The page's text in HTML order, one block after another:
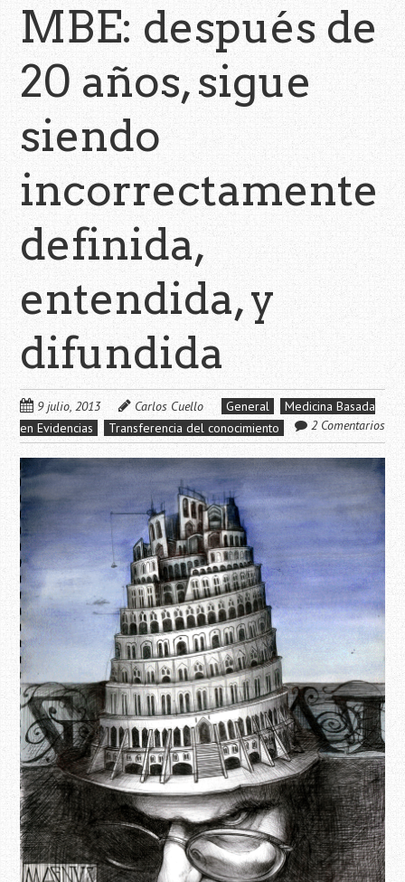
MBE: después de
20 años, sigue
siendo
incorrectamente
definida,
entendida, y
difundida
9 julio, 2013 Carlos Cuello General
Medicina Basada
en Evidencias
Transferencia del conocimiento 2 Comentarios